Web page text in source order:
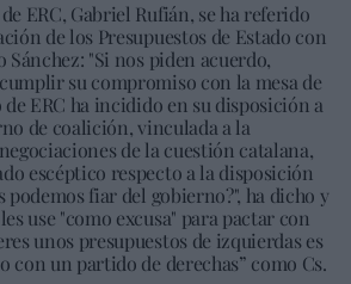
ERC, Gabriel Rufián, se ha referido
de los Presupuestos de Estado con
Sánchez: "Si nos piden acuerdo,
su compromiso con la mesa de
ERC ha incidido en su disposición a
de coalición, vinculada a la
de la cuestión catalana,
escéptico respecto a la disposición
podemos fiar del gobierno?", ha dicho y
use "como excusa" para pactar con
unos presupuestos de izquierdas es
con un partido de derechas” como Cs.